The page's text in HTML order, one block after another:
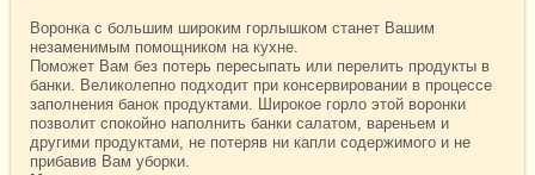
Воронка с большим широким горлышком станет Вашим
незаменимым помощником на кухне.
Поможет Вам без потерь пересыпать или перелить продукты в
банки. Великолепно подходит при консервировании в процессе
заполнения банок продуктами. Широкое горло этой воронки
позволит спокойно наполнить банки салатом, вареньем и
другими продуктами, не потеряв ни капли содержимого и не
прибавив Вам уборки.